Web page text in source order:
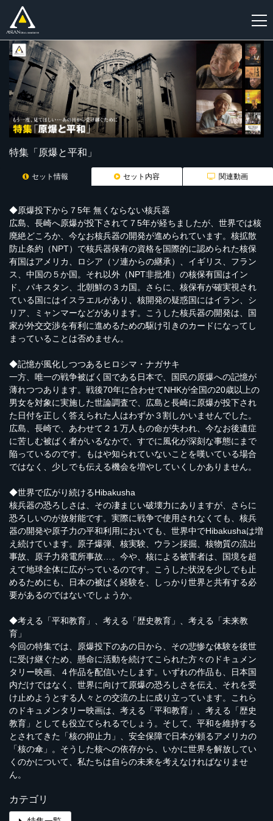
特集「原爆と平和」
セット情報 セット内容 関連動画
◆原爆投下から７5年 無くならない核兵器
広島、長崎へ原爆が投下されて７5年が経ちましたが、世界では核
廃絶どころか、今なお核兵器の開発が進められています。核拡散
防止条約（NPT）で核兵器保有の資格を国際的に認められた核保
有国はアメリカ、ロシア（ソ連からの継承）、イギリス、フラン
ス、中国の５か国。それ以外（NPT非批准）の核保有国はイン
ド、パキスタン、北朝鮮の３カ国。さらに、核保有が確実視され
ている国にはイスラエルがあり、核開発の疑惑国にはイラン、シ
リア、ミャンマーなどがあります。こうした核兵器の開発は、国
家が外交交渉を有利に進めるための駆け引きのカードになってし
まっていることは否めません。
◆記憶が風化しつつあるヒロシマ・ナガサキ
一方、唯一の戦争被ばく国である日本で、国民の原爆への記憶が
薄れつつあります。戦後70年に合わせてNHKが全国の20歳以上の
男女を対象に実施した世論調査で、広島と長崎に原爆が投下され
た日付を正しく答えられた人はわずか３割しかいませんでした。
広島、長崎で、あわせて２１万人もの命が失われ、今なお後遺症
に苦しむ被ばく者がいるなかで、すでに風化が深刻な事態にまで
陥っているのです。もはや知られていないことを嘆いている場合
ではなく、少しでも伝える機会を増やしていくしかありません。
◆世界で広がり続けるHibakusha
核兵器の恐ろしさは、その凄まじい破壊力にありますが、さらに
恐ろしいのが放射能です。実際に戦争で使用されなくても、核兵
器の開発や原子力の平和利用においても、世界中でHibakushaは増
え続けています。原子爆弾、核実験、ウラン採掘、核物質の流出
事故、原子力発電所事故…。今や、核による被害者は、国境を超
えて地球全体に広がっているのです。こうした状況を少しでも止
めるためにも、日本の被ばく経験を、しっかり世界と共有する必
要があるのではないでしょうか。
◆考える「平和教育」、考える「歴史教育」、考える「未来教
育」
今回の特集では、原爆投下のあの日から、その悲惨な体験を後世
に受け継ぐため、懸命に活動を続けてこられた方々のドキュメン
タリー映画、４作品を配信いたします。いずれの作品も、日本国
内だけではなく、世界に向けて原爆の恐ろしさを伝え、それを受
け止めようとする人々との交流の上に成り立っています。これら
のドキュメンタリー映画は、考える「平和教育」、考える「歴史
教育」としても役立てられるでしょう。そして、平和を維持する
とされてきた「核の抑止力」、安全保障で日本が頼るアメリカの
「核の傘」。そうした核への依存から、いかに世界を解放してい
くのかについて、私たちは自らの未来を考えなければなりませ
ん。
カテゴリ